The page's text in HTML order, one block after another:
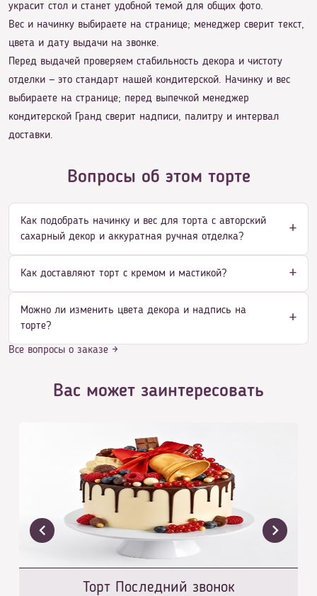
украсит стол и станет удобной темой для общих фото.
Вес и начинку выбираете на странице; менеджер сверит текст,
цвета и дату выдачи на звонке.
Перед выдачей проверяем стабильность декора и чистоту
отделки — это стандарт нашей кондитерской. Начинку и вес
выбираете на странице; перед выпечкой менеджер
кондитерской Гранд сверит надписи, палитру и интервал
доставки.
Вопросы об этом торте
Как подобрать начинку и вес для торта с авторский
сахарный декор и аккуратная ручная отделка?
Как доставляют торт с кремом и мастикой?
Можно ли изменить цвета декора и надпись на
торте?
Все вопросы о заказе →
Вас может заинтересовать
Торт Последний звонок